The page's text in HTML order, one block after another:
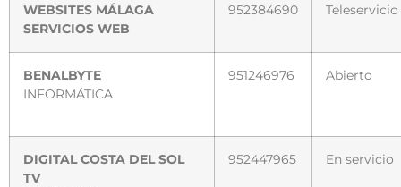
WEBSITES MÁLAGA
SERVICIOS WEB
952384690 Teleservicio
BENALBYTE
INFORMÁTICA
951246976 Abierto
DIGITAL COSTA DEL SOL
TV
952447965 En servicio